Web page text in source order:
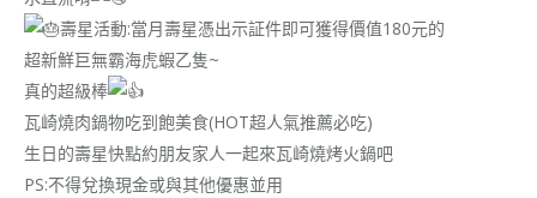
壽星活動:當月壽星憑出示証件即可獲得價值180元的
超新鮮巨無霸海虎蝦乙隻~
真的超級棒
瓦崎燒肉鍋物吃到飽美食(HOT超人氣推薦必吃)
生日的壽星快點約朋友家人一起來瓦崎燒烤火鍋吧
PS:不得兌換現金或與其他優惠並用